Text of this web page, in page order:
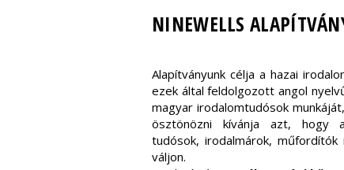
NINEWELLS
Alapítványunk célja a hazai
ezek által feldolgozott angol
magyar irodalomtudósok
ösztönözni kívánja azt, hogy
tudósok, irodalmárok,
váljon.